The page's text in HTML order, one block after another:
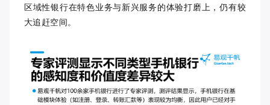
区域性银行在特色业务与新兴服务的体验打磨上，仍有较
大追赶空间。